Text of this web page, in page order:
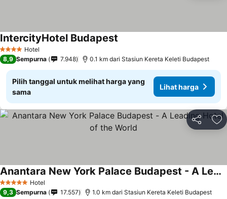
4 BintangHotel
IntercityHotel Budapest
8,9 Sempurna 7.948 0.1 km dari Stasiun Kereta Keleti Budapest
Pilih tanggal untuk melihat harga yang
sama
Lihat harga
Bagikan
5 Bintang Hotel
Anantara New York Palace Budapest - A Leading Hotel of the World
9,3 Sempurna 17.557 1.0 km dari Stasiun Kereta Keleti Budapest